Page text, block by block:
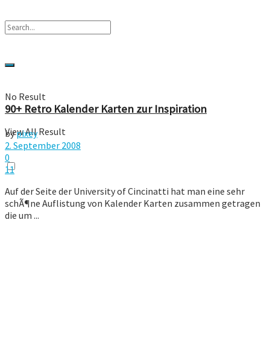
No Result
View All Result
90+ Retro Kalender Karten zur Inspiration
by pixey
2. September 2008
0
11
Auf der Seite der University of Cincinatti hat man eine sehr
schÃ¶ne Auflistung von Kalender Karten zusammen getragen
die um ...